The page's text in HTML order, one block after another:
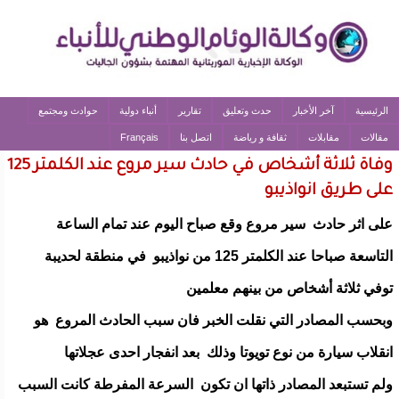
الرئيسية آخر الأخبار حدث وتعليق تقارير أنباء دولية حوادث ومجتمع
مقالات مقابلات ثقافة و رياضة اتصل بنا Français
وفاة ثلاثة أشخاص في حادث سير مروع عند الكلمتر 125
على طريق انواذيبو
على اثر حادث سير مروع وقع صباح اليوم عند تمام الساعة
التاسعة صباحا عند الكلمتر 125 من نواذيبو في منطقة لحديبة
توفي ثلاثة أشخاص من بينهم معلمين
وبحسب المصادر التي نقلت الخبر فان سبب الحادث المروع هو
انقلاب سيارة من نوع تويوتا وذلك بعد انفجار احدى عجلاتها
ولم تستبعد المصادر ذاتها ان تكون السرعة المفرطة كانت السبب